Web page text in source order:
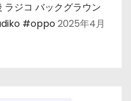
ジコ バックグラウン
#oppo2025年4月